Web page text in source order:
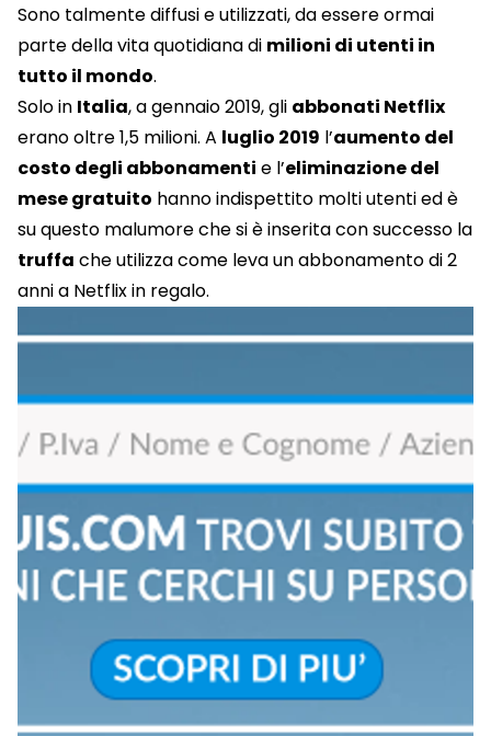
Sono talmente diffusi e utilizzati, da essere ormai
parte della vita quotidiana di milioni di utenti in
tutto il mondo.
Solo in Italia, a gennaio 2019, gli abbonati Netflix
erano oltre 1,5 milioni. A luglio 2019 l’aumento del
costo degli abbonamenti e l’eliminazione del
mese gratuito hanno indispettito molti utenti ed è
su questo malumore che si è inserita con successo la
truffa che utilizza come leva un abbonamento di 2
anni a Netflix in regalo.